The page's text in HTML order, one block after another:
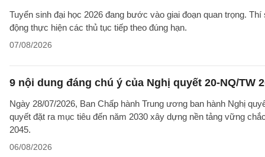
Tuyển sinh đại học 2026 đang bước vào giai đoạn quan trọng.
động thực hiện các thủ tục tiếp theo đúng hạn.
07/08/2026
9 nội dung đáng chú ý của Nghị quyết 20-NQ/TW
Ngày 28/07/2026, Ban Chấp hành Trung ương ban hành Nghị
quyết đặt ra mục tiêu đến năm 2030 xây dựng nền tảng vững
2045.
06/08/2026